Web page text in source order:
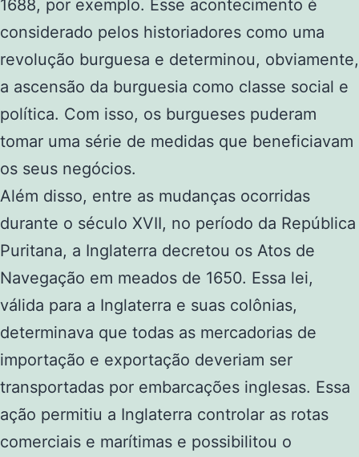
1688, por exemplo. Esse acontecimento é
considerado pelos historiadores como uma
revolução burguesa e determinou, obviamente,
a ascensão da burguesia como classe social e
política. Com isso, os burgueses puderam
tomar uma série de medidas que beneficiavam
os seus negócios.
Além disso, entre as mudanças ocorridas
durante o século XVII, no período da República
Puritana, a Inglaterra decretou os Atos de
Navegação em meados de 1650. Essa lei,
válida para a Inglaterra e suas colônias,
determinava que todas as mercadorias de
importação e exportação deveriam ser
transportadas por embarcações inglesas. Essa
ação permitiu a Inglaterra controlar as rotas
comerciais e marítimas e possibilitou o